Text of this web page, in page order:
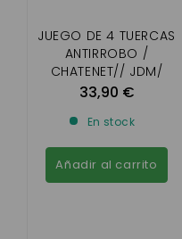
JUEGO DE 4 TUERCAS
ANTIRROBO /
CHATENET// JDM/
LIGIER/ MICROCAR
33,90 €
En stock
Añadir al carrito